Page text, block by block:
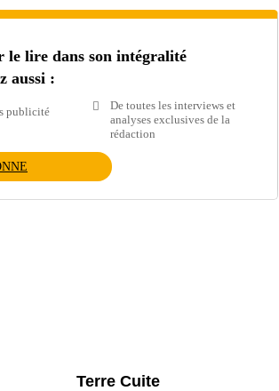
le lire dans son intégralité
aussi :
publicité
De toutes les interviews et
analyses exclusives de la
rédaction
Parking et garages